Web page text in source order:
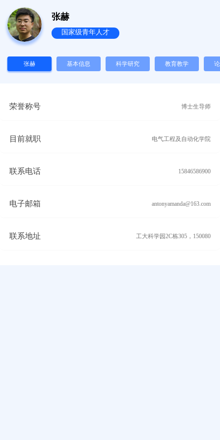
张赫
国家级青年人才
张赫 基本信息 科学研究 教育教学
荣誉称号 博士生导师
目前就职 电气工程及自动化学院
联系电话 15846586900
电子邮箱 antonyamanda@163.com
联系地址 工大科学园2C栋305，150080